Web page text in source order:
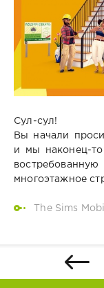
Сул-сул!
Вы начали
и мы наконец-
многоэтажное
The Sims